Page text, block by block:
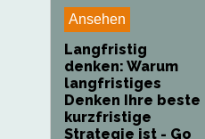
Ansehen
Langfristig
denken: Warum
langfristiges
Denken Ihre beste
kurzfristige
Strategie ist - Go